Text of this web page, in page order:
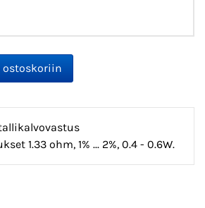
1.33 ohm, 1% ... 2%, 0.4 - 0.6W.